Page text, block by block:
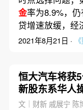
金率为8.9%，
贷增速放缓，
2021年8月21日 ·
恒大汽车将获
新股东系华人
拜
文｜财新 戚展宁 陈